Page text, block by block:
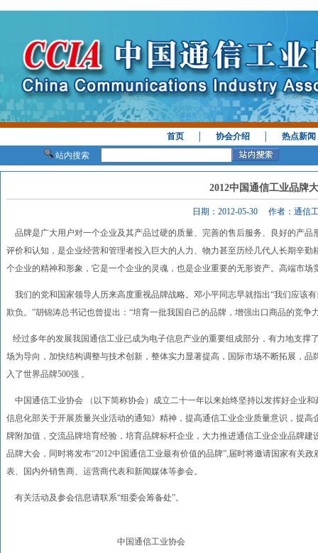
首页 │协会介绍 │热点新闻
站内搜索
2012中国通信工业品牌
日期：2012-05-30 作者：通信
品牌是广大用户对一个企业及其产品过硬的质量、完善的售后服务、良好的产
评价和认知，是企业经营和管理者投入巨大的人力、物力甚至历经几代人长期辛
个企业的精神和形象，它是一个企业的灵魂，也是企业重要的无形资产。高端市
我们的党和国家领导人历来高度重视品牌战略。邓小平同志早就指出“我们应该
欺负。”胡锦涛总书记也曾提出：“培育一批我国自己的品牌，增强出口商品的竞争
经过多年的发展我国通信工业已成为电子信息产业的重要组成部分，有力地支撑
场为导向，加快结构调整与技术创新，整体实力显著提高，国际市场不断拓展，
入了世界品牌500强 。
中国通信工业协会 （以下简称协会）成立二十一年以来始终坚持以发挥好企业
信息化部关于开展质量兴业活动的通知》精神，提高通信工业企业质量意识，提
牌附加值，交流品牌培育经验，培育品牌标杆企业，大力推进通信工业企业品牌
品牌大会，同时将发布“2012中国通信工业最有价值的品牌”,届时将邀请国家有关
表、国内外销售商、运营商代表和新闻媒体等参会。
有关活动及参会信息请联系“组委会筹备处”。
中国通信工业协会